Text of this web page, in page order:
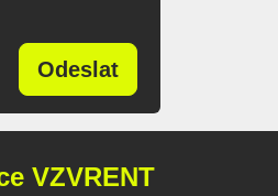
Odeslat
VZVRENT